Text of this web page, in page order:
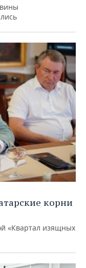
корни
«Квартал изящных